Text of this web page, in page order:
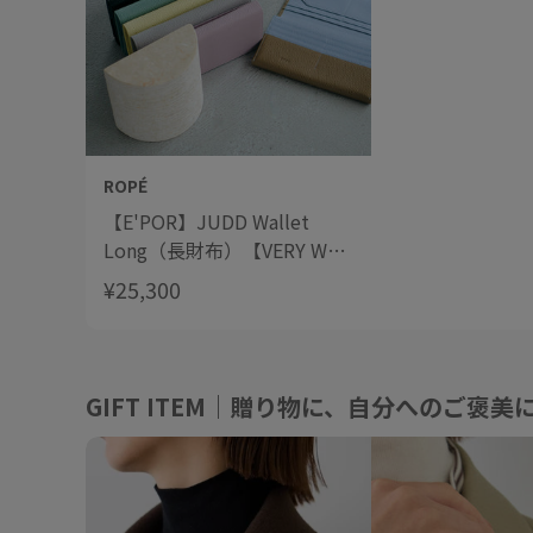
ROPÉ
【E'POR】JUDD Wallet
Long（長財布）【VERY WEB
掲載】
¥25,300
GIFT ITEM｜贈り物に、自分へのご褒美